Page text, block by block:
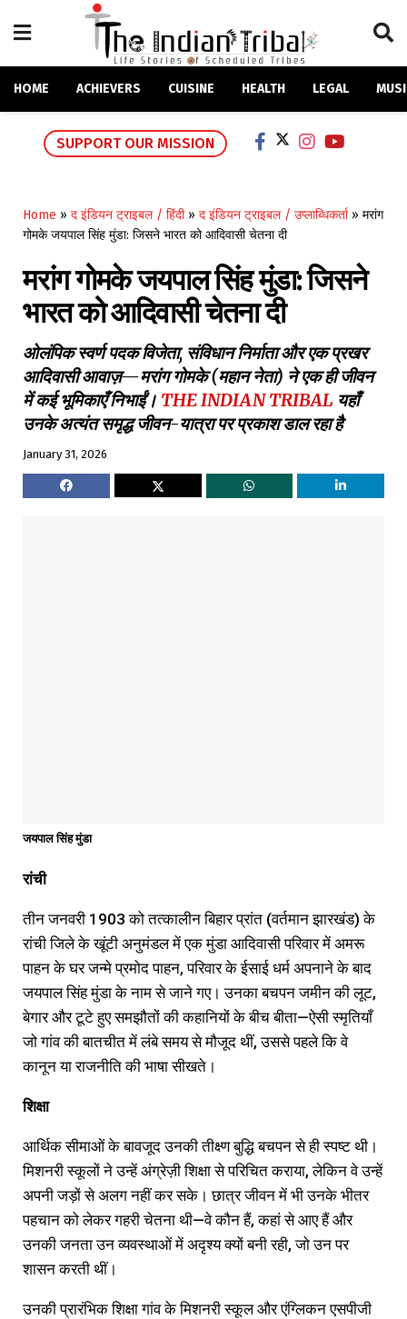
HOME ACHIEVERS CUISINE HEALTH LEGAL
SUPPORT OUR MISSION
Home » द इंडियन ट्राइबल / हिंदी» द इंडियन ट्राइबल / उप्लाब्धिकर्ता» मरांग
गोमके जयपाल सिंह मुंडा: जिसने भारत को आदिवासी चेतना दी
मरांग गोमके जयपाल सिंह मुंडा: जिसने
भारत को आदिवासी चेतना दी
ओलंपिक स्वर्ण पदक विजेता, संविधान निर्माता और एक प्रखर
आदिवासी आवाज़—मरांग गोमके (महान नेता) ने एक ही जीवन
में कई भूमिकाएँ निभाईं। THE INDIAN TRIBAL यहाँ
उनके अत्यंत समृद्ध जीवन-यात्रा पर प्रकाश डाल रहा है
January 31, 2026
जयपाल सिंह मुंडा
रांची
तीन जनवरी 1903 को तत्कालीन बिहार प्रांत (वर्तमान झारखंड) के
रांची जिले के खूंटी अनुमंडल में एक मुंडा आदिवासी परिवार में अमरू
पाहन के घर जन्मे प्रमोद पाहन, परिवार के ईसाई धर्म अपनाने के बाद
जयपाल सिंह मुंडा के नाम से जाने गए। उनका बचपन जमीन की लूट,
बेगार और टूटे हुए समझौतों की कहानियों के बीच बीता—ऐसी स्मृतियाँ
जो गांव की बातचीत में लंबे समय से मौजूद थीं, उससे पहले कि वे
कानून या राजनीति की भाषा सीखते।
शिक्षा
आर्थिक सीमाओं के बावजूद उनकी तीक्ष्ण बुद्धि बचपन से ही स्पष्ट थी।
मिशनरी स्कूलों ने उन्हें अंग्रेज़ी शिक्षा से परिचित कराया, लेकिन वे उन्हें
अपनी जड़ों से अलग नहीं कर सके। छात्र जीवन में भी उनके भीतर
पहचान को लेकर गहरी चेतना थी—वे कौन हैं, कहां से आए हैं और
उनकी जनता उन व्यवस्थाओं में अदृश्य क्यों बनी रही, जो उन पर
शासन करती थीं।
उनकी प्रारंभिक शिक्षा गांव के मिशनरी स्कूल और एंग्लिकन एसपीजी